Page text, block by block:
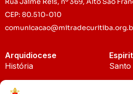
CEP: 80.510-010
Arquidiocese
História
Padroeira
Santo